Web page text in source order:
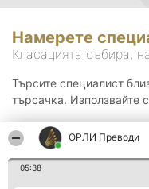
ОРЛИ Преводи
05:38
Намерете
Класацията събира,
Търсите специалист
търсачка. Използвайте